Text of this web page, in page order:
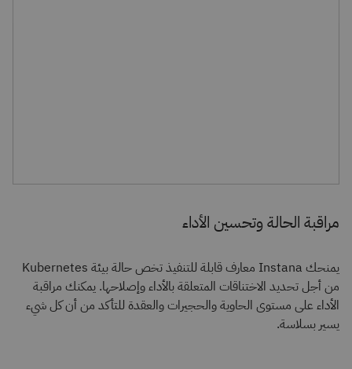
مراقبة الحالة وتحسين الأداء
يمنحك Instana معارف قابلة للتنفيذ تخص حالة بيئة Kubernetes
من أجل تحديد الاختناقات المتعلقة بالأداء وإصلاحها. يمكنك مراقبة
الأداء على مستوى الحاوية والحجيرات والعقدة للتأكد من أن كل شيء
يسير بسلاسة.